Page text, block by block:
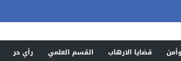
قضايا الارهاب القسم العلمي رأي حر